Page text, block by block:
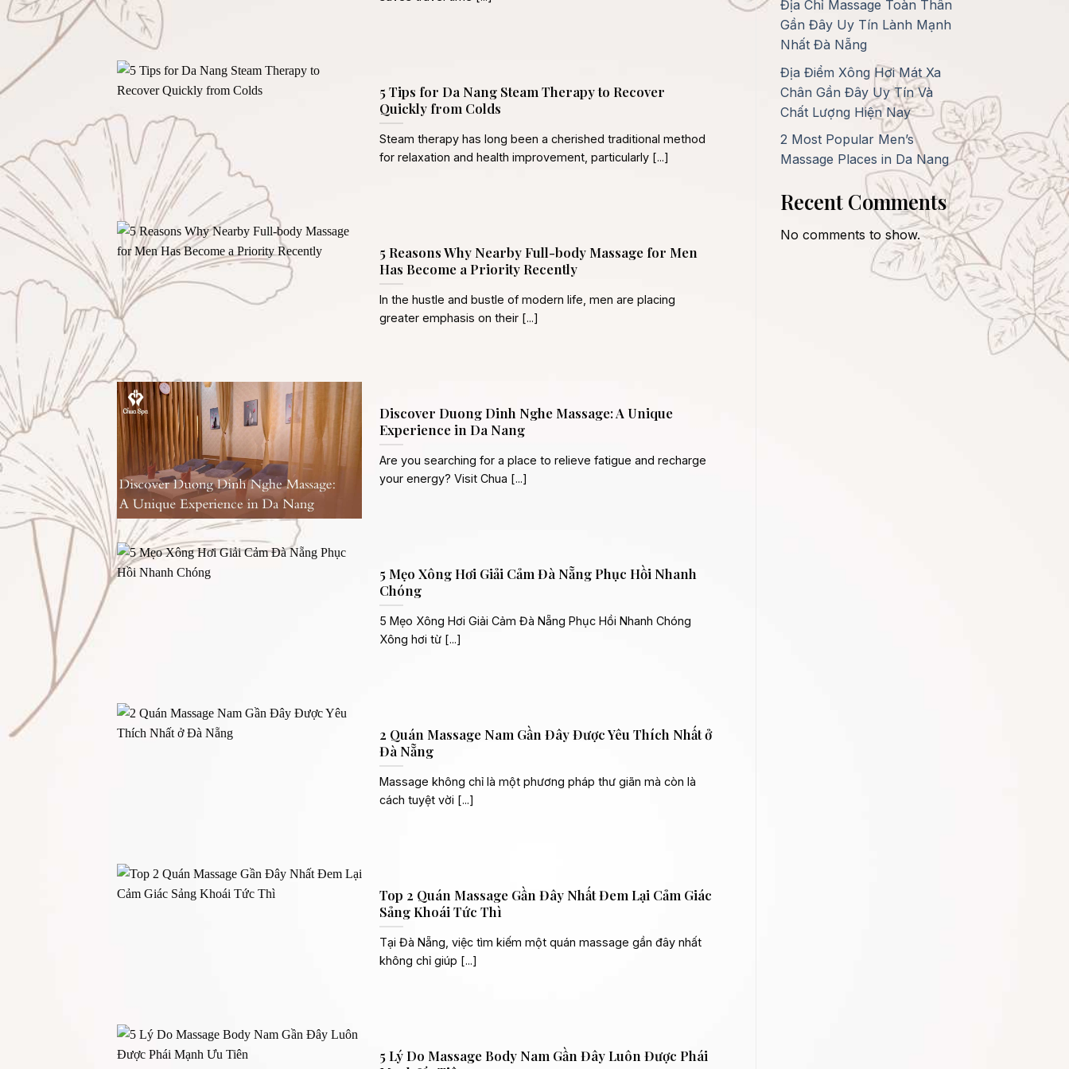
5 Tips for Da Nang Steam Therapy to Recover
Quickly from Colds
Steam therapy has long been a cherished traditional method
for relaxation and health improvement, particularly [...]
5 Reasons Why Nearby Full-body Massage for Men
Has Become a Priority Recently
In the hustle and bustle of modern life, men are placing
greater emphasis on their [...]
Discover Duong Dinh Nghe Massage: A Unique
Experience in Da Nang
Are you searching for a place to relieve fatigue and recharge
your energy? Visit Chua [...]
5 Mẹo Xông Hơi Giải Cảm Đà Nẵng Phục Hồi Nhanh
Chóng
5 Mẹo Xông Hơi Giải Cảm Đà Nẵng Phục Hồi Nhanh Chóng
Xông hơi từ [...]
2 Quán Massage Nam Gần Đây Được Yêu Thích Nhất ở
Đà Nẵng
Massage không chỉ là một phương pháp thư giãn mà còn là
cách tuyệt vời [...]
Top 2 Quán Massage Gần Đây Nhất Đem Lại Cảm Giác
Sảng Khoái Tức Thì
Tại Đà Nẵng, việc tìm kiếm một quán massage gần đây nhất
không chỉ giúp [...]
5 Lý Do Massage Body Nam Gần Đây Luôn Được Phái
Địa Chỉ Massage Toàn Thân
Gần Đây Uy Tín Lành Mạnh
Nhất Đà Nẵng
Địa Điểm Xông Hơi Mát Xa
Chân Gần Đây Uy Tín Và
Chất Lượng Hiện Nay
2 Most Popular Men’s
Massage Places in Da Nang
Recent Comments
No comments to show.